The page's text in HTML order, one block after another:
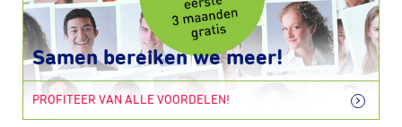
Samen bereiken we meer!
PROFITEER VAN ALLE VOORDELEN!